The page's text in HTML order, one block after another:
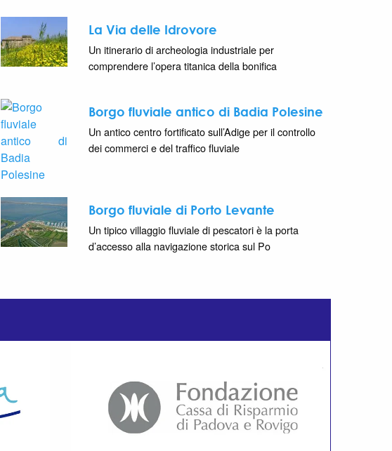
La Via delle Idrovore
Un itinerario di archeologia industriale per
comprendere l’opera titanica della bonifica
Borgo fluviale antico di Badia Polesine
Un antico centro fortificato sull’Adige per il controllo
dei commerci e del traffico fluviale
Borgo fluviale di Porto Levante
Un tipico villaggio fluviale di pescatori è la porta
d’accesso alla navigazione storica sul Po